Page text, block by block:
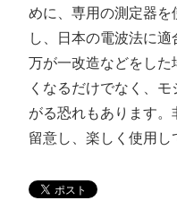
めに、専用の測定器
し、日本の電波法に適
万が一改造などをし
くなるだけでなく、
がる恐れもあります
留意し、楽しく使用し